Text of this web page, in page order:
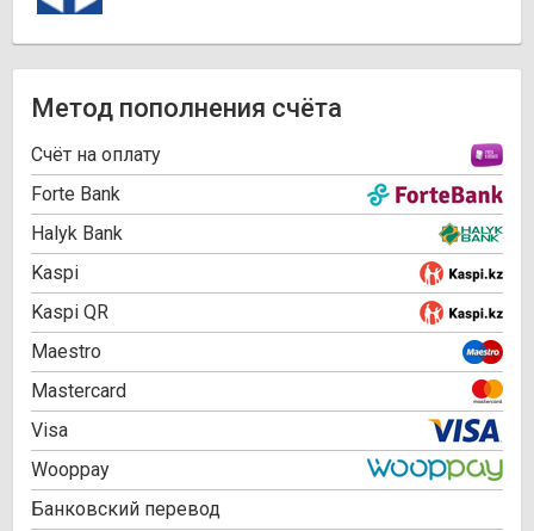
Метод пополнения счёта
Cчёт на оплату
Forte Bank
Halyk Bank
Kaspi
Kaspi QR
Maestro
Mastercard
Visa
Wooppay
Банковский перевод